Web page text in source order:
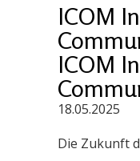
ICOM
ICOM
18.05.2025
Die Zukunft